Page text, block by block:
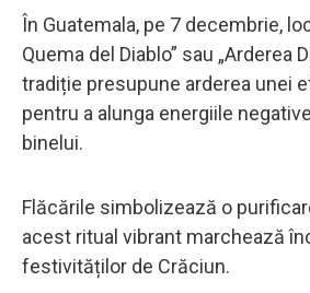
În Guatemala, pe 7 decembrie,
Quema del Diablo” sau „Arderea
tradiție presupune arderea unei
pentru a alunga energiile
binelui.
Flăcările simbolizează o
acest ritual vibrant marchează
festivităților de Crăciun.